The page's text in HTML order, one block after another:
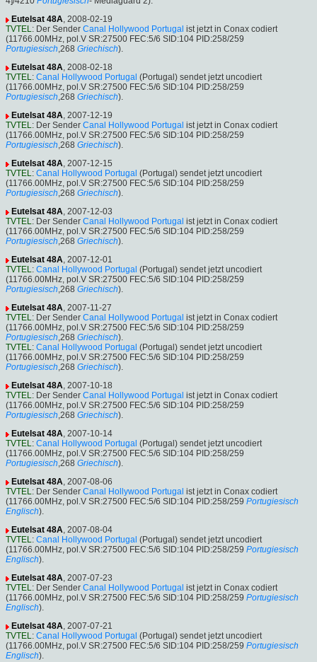
Eutelsat 48A, 2008-02-19
TVTEL: Der Sender Canal Hollywood Portugal ist jetzt in Conax codiert
(11766.00MHz, pol.V SR:27500 FEC:5/6 SID:104 PID:258/259
Portugiesisch,268 Griechisch).
Eutelsat 48A, 2008-02-18
TVTEL: Canal Hollywood Portugal (Portugal) sendet jetzt uncodiert
(11766.00MHz, pol.V SR:27500 FEC:5/6 SID:104 PID:258/259
Portugiesisch,268 Griechisch).
Eutelsat 48A, 2007-12-19
TVTEL: Der Sender Canal Hollywood Portugal ist jetzt in Conax codiert
(11766.00MHz, pol.V SR:27500 FEC:5/6 SID:104 PID:258/259
Portugiesisch,268 Griechisch).
Eutelsat 48A, 2007-12-15
TVTEL: Canal Hollywood Portugal (Portugal) sendet jetzt uncodiert
(11766.00MHz, pol.V SR:27500 FEC:5/6 SID:104 PID:258/259
Portugiesisch,268 Griechisch).
Eutelsat 48A, 2007-12-03
TVTEL: Der Sender Canal Hollywood Portugal ist jetzt in Conax codiert
(11766.00MHz, pol.V SR:27500 FEC:5/6 SID:104 PID:258/259
Portugiesisch,268 Griechisch).
Eutelsat 48A, 2007-12-01
TVTEL: Canal Hollywood Portugal (Portugal) sendet jetzt uncodiert
(11766.00MHz, pol.V SR:27500 FEC:5/6 SID:104 PID:258/259
Portugiesisch,268 Griechisch).
Eutelsat 48A, 2007-11-27
TVTEL: Der Sender Canal Hollywood Portugal ist jetzt in Conax codiert
(11766.00MHz, pol.V SR:27500 FEC:5/6 SID:104 PID:258/259
Portugiesisch,268 Griechisch).
TVTEL: Canal Hollywood Portugal (Portugal) sendet jetzt uncodiert
(11766.00MHz, pol.V SR:27500 FEC:5/6 SID:104 PID:258/259
Portugiesisch,268 Griechisch).
Eutelsat 48A, 2007-10-18
TVTEL: Der Sender Canal Hollywood Portugal ist jetzt in Conax codiert
(11766.00MHz, pol.V SR:27500 FEC:5/6 SID:104 PID:258/259
Portugiesisch,268 Griechisch).
Eutelsat 48A, 2007-10-14
TVTEL: Canal Hollywood Portugal (Portugal) sendet jetzt uncodiert
(11766.00MHz, pol.V SR:27500 FEC:5/6 SID:104 PID:258/259
Portugiesisch,268 Griechisch).
Eutelsat 48A, 2007-08-06
TVTEL: Der Sender Canal Hollywood Portugal ist jetzt in Conax codiert
(11766.00MHz, pol.V SR:27500 FEC:5/6 SID:104 PID:258/259 Portugiesisch
Englisch).
Eutelsat 48A, 2007-08-04
TVTEL: Canal Hollywood Portugal (Portugal) sendet jetzt uncodiert
(11766.00MHz, pol.V SR:27500 FEC:5/6 SID:104 PID:258/259 Portugiesisch
Englisch).
Eutelsat 48A, 2007-07-23
TVTEL: Der Sender Canal Hollywood Portugal ist jetzt in Conax codiert
(11766.00MHz, pol.V SR:27500 FEC:5/6 SID:104 PID:258/259 Portugiesisch
Englisch).
Eutelsat 48A, 2007-07-21
TVTEL: Canal Hollywood Portugal (Portugal) sendet jetzt uncodiert
(11766.00MHz, pol.V SR:27500 FEC:5/6 SID:104 PID:258/259 Portugiesisch
Englisch).